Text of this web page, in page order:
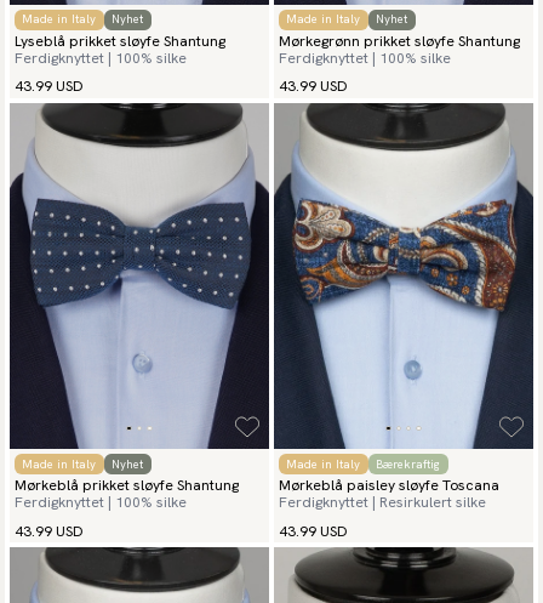
Made in Italy Nyhet
Lyseblå prikket sløyfe Shantung
Ferdigknyttet | 100% silke
43.99 USD
Made in Italy Nyhet
Mørkegrønn prikket sløyfe Shantung
Ferdigknyttet | 100% silke
43.99 USD
Made in Italy Nyhet
Mørkeblå prikket sløyfe Shantung
Ferdigknyttet | 100% silke
43.99 USD
Made in Italy Bærekraftig
Mørkeblå paisley sløyfe Toscana
Ferdigknyttet | Resirkulert silke
43.99 USD